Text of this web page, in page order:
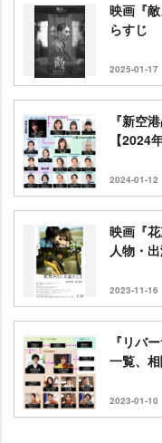
映画『
らすじ
2025-01-17
『新空
【2024
2024-01-12
映画『
人物・
2023-11-16
『リバ
一覧、
2023-01-10